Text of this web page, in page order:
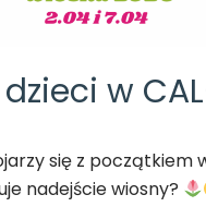
w
się z początkiem
nadejście wiosny?